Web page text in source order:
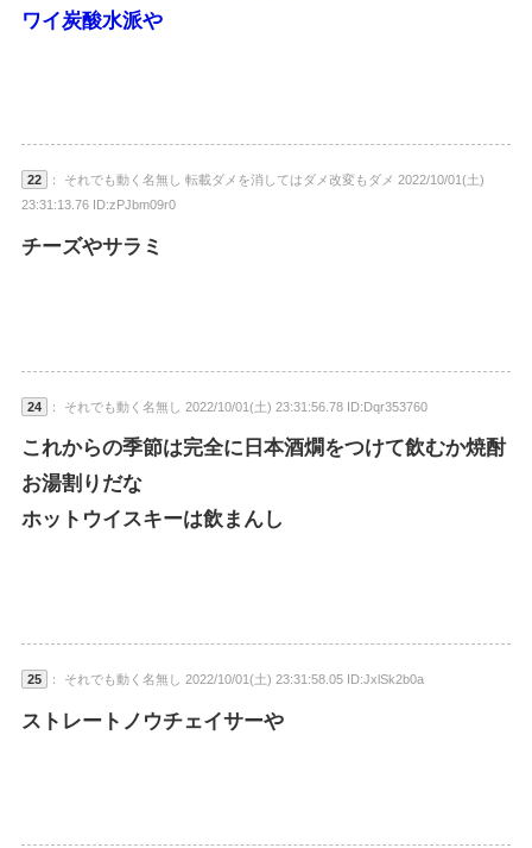
ワイ炭酸水派や
22
： それでも動く名無し 転載ダメを消してはダメ改変もダメ 2022/10/01(土)
23:31:13.76 ID:zPJbm09r0
チーズやサラミ
24 ： それでも動く名無し 2022/10/01(土) 23:31:56.78 ID:Dqr353760
これからの季節は完全に日本酒燗をつけて飲むか焼酎
お湯割りだな
ホットウイスキーは飲まんし
25 ： それでも動く名無し 2022/10/01(土) 23:31:58.05 ID:JxlSk2b0a
ストレートノウチェイサーや